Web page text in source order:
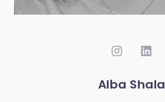
Alba Shala